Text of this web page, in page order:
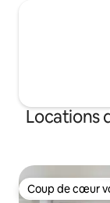
Locations
Coup de cœur
Coup de cœur